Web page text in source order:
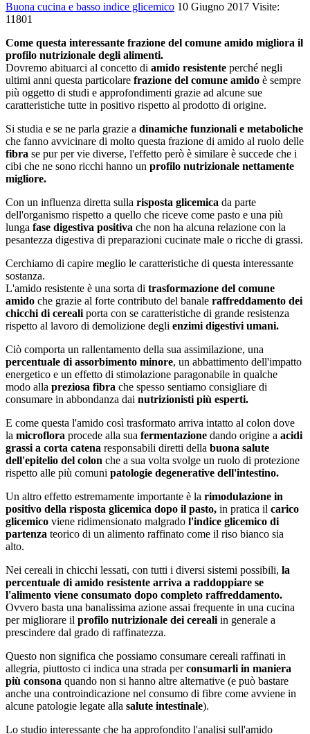
Buona cucina e basso indice glicemico 10 Giugno 2017 Visite:
11801
Come questa interessante frazione del comune amido migliora il
profilo nutrizionale degli alimenti.
Dovremo abituarci al concetto di amido resistente perché negli
ultimi anni questa particolare frazione del comune amido è sempre
più oggetto di studi e approfondimenti grazie ad alcune sue
caratteristiche tutte in positivo rispetto al prodotto di origine.
Si studia e se ne parla grazie a dinamiche funzionali e metaboliche
che fanno avvicinare di molto questa frazione di amido al ruolo delle
fibra se pur per vie diverse, l'effetto però è similare è succede che i
cibi che ne sono ricchi hanno un profilo nutrizionale nettamente
migliore.
Con un influenza diretta sulla risposta glicemica da parte
dell'organismo rispetto a quello che riceve come pasto e una più
lunga fase digestiva positiva che non ha alcuna relazione con la
pesantezza digestiva di preparazioni cucinate male o ricche di grassi.
Cerchiamo di capire meglio le caratteristiche di questa interessante
sostanza.
L'amido resistente è una sorta di trasformazione del comune
amido che grazie al forte contributo del banale raffreddamento dei
chicchi di cerealiporta con se caratteristiche di grande resistenza
rispetto al lavoro di demolizione degli enzimi digestivi umani.
Ciò comporta un rallentamento della sua assimilazione, una
percentuale di assorbimento minore, un abbattimento dell'impatto
energetico e un effetto di stimolazione paragonabile in qualche
modo alla preziosa fibra che spesso sentiamo consigliare di
consumare in abbondanza dai nutrizionisti più esperti.
E come questa l'amido così trasformato arriva intatto al colon dove
la microflora procede alla sua fermentazione dando origine a acidi
grassi a corta catena responsabili diretti della buona salute
dell'epitelio del colon che a sua volta svolge un ruolo di protezione
rispetto alle più comuni patologie degenerative dell'intestino.
Un altro effetto estremamente importante è la rimodulazione in
positivo della risposta glicemica dopo il pasto, in pratica il carico
glicemico viene ridimensionato malgrado l'indice glicemico di
partenza teorico di un alimento raffinato come il riso bianco sia
alto.
Nei cereali in chicchi lessati, con tutti i diversi sistemi possibili, la
percentuale di amido resistente arriva a raddoppiare se
l'alimento viene consumato dopo completo raffreddamento.
Ovvero basta una banalissima azione assai frequente in una cucina
per migliorare il profilo nutrizionale dei cerealiin generale a
prescindere dal grado di raffinatezza.
Questo non significa che possiamo consumare cereali raffinati in
allegria, piuttosto ci indica una strada perconsumarli in maniera
più consona quando non si hanno altre alternative (e può bastare
anche una controindicazione nel consumo di fibre come avviene in
alcune patologie legate alla salute intestinale).
Lo studio interessante che ha approfondito l'analisi sull'amido